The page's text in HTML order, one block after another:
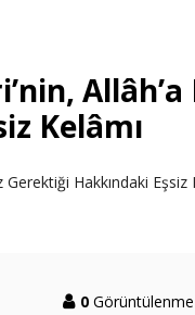
Kelâmı
Gerektiği Hakkındaki Eşsiz
0 Görüntülenme